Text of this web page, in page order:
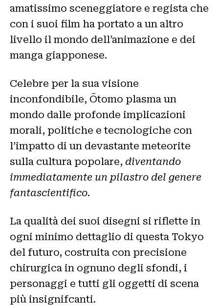
amatissimo sceneggiatore e regista che
con i suoi film ha portato a un altro
livello il mondo dell’animazione e dei
manga giapponese.
Celebre per la sua visione
inconfondibile, Ōtomo plasma un
mondo dalle profonde implicazioni
morali, politiche e tecnologiche con
l’impatto di un devastante meteorite
sulla cultura popolare, diventando
immediatamente un pilastro del genere
fantascientifico.
La qualità dei suoi disegni si riflette in
ogni minimo dettaglio di questa Tokyo
del futuro, costruita con precisione
chirurgica in ognuno degli sfondi, i
personaggi e tutti gli oggetti di scena
più insignifcanti.